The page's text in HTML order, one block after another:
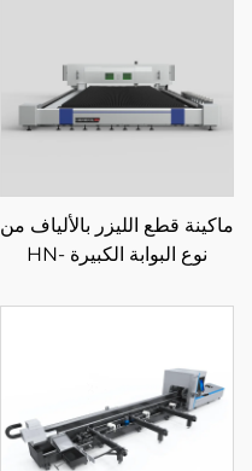
ماكينة قطع الليزر بالألياف من
نوع البوابة الكبيرة HN-